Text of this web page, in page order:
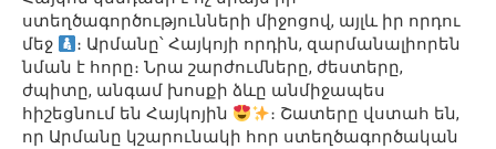
ստեղծագործությունների միջոցով, այլև իր որդու
մեջ
։ Արմանը՝ Հայկոյի որդին, զարմանալիորեն
նման է հորը։ Նրա շարժումները, ժեստերը,
ժպիտը, անգամ խոսքի ձևը անմիջապես
հիշեցնում են Հայկոյին
։ Շատերը վստահ են,
որ Արմանը կշարունակի հոր ստեղծագործական